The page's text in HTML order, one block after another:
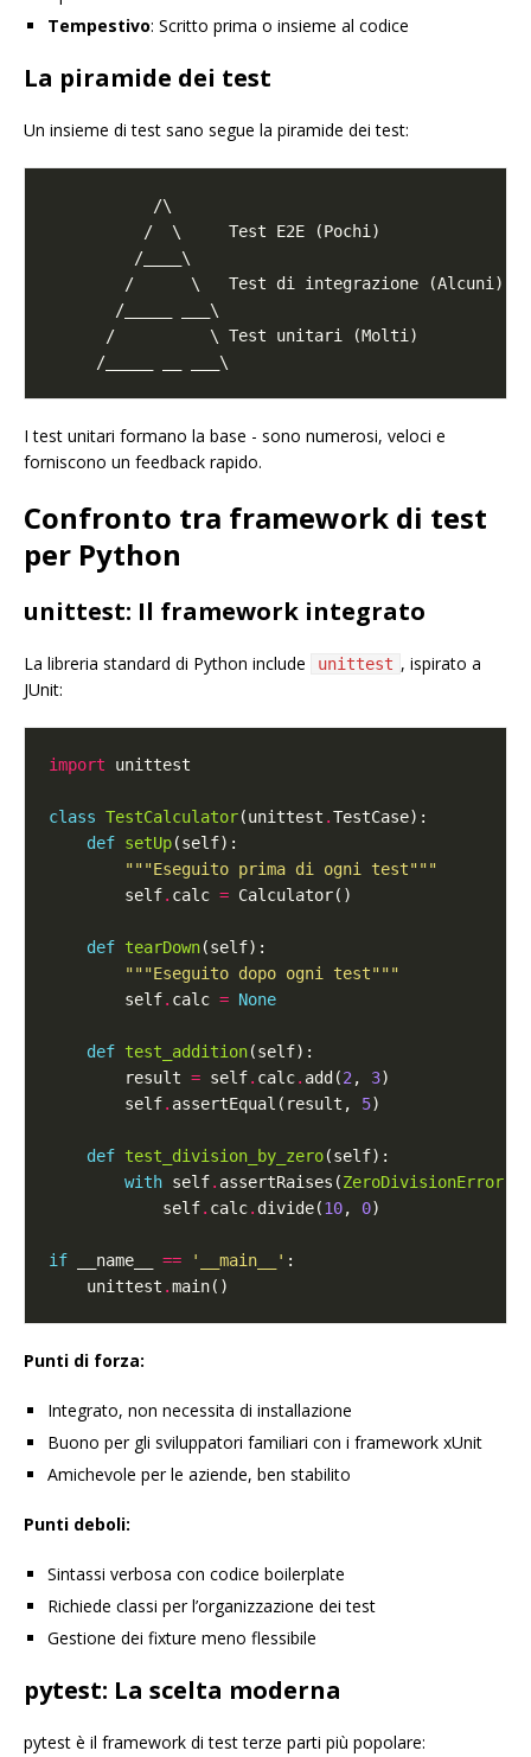
Tempestivo: Scritto prima o insieme al codice
La piramide dei test
Un insieme di test sano segue la piramide dei test:
I test unitari formano la base - sono numerosi, veloci e
forniscono un feedback rapido.
Confronto tra framework di test
per Python
unittest: Il framework integrato
La libreria standard di Python include unittest , ispirato a
JUnit:
import
class TestCalculator(unittest .
def setUp
"""Eseguito prima di ogni test"""
        self
. calc =
def tearDown
"""Eseguito dopo ogni test"""
        self
. calc = None
def test_addition
        result
= self. calc. add(2 , 3
        self
. assertEqual(result, 5
def test_division_by_zero
with self. assertRaises(ZeroDivisionError
            self
. calc. divide(10, 0
if __name__ == '__main__'
    unittest
.
Punti di forza:
Integrato, non necessita di installazione
Buono per gli sviluppatori familiari con i framework xUnit
Amichevole per le aziende, ben stabilito
Punti deboli:
Sintassi verbosa con codice boilerplate
Richiede classi per l’organizzazione dei test
Gestione dei fixture meno flessibile
pytest: La scelta moderna
pytest è il framework di test terze parti più popolare: